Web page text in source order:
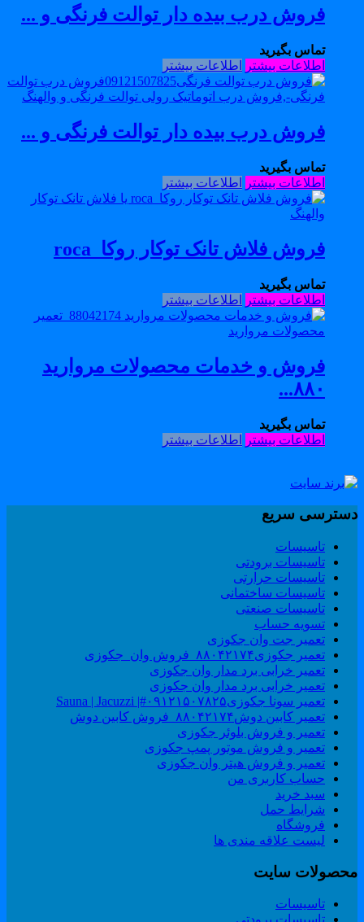
فروش درب بیده دار توالت فرنگی و ...
تماس بگیرید
اطلاعات بیشتر اطلاعات بیشتر
فروش درب بیده دار توالت فرنگی و ...
تماس بگیرید
اطلاعات بیشتر اطلاعات بیشتر
فروش فلاش تانک توکار روکا_roca
تماس بگیرید
اطلاعات بیشتر اطلاعات بیشتر
فروش و خدمات محصولات مروارید
۸۸۰...
تماس بگیرید
اطلاعات بیشتر اطلاعات بیشتر
سریع
تاسیسات
تاسیسات برودتی
تاسیسات حرارتی
تاسیسات ساختمانی
تاسیسات صنعتی
تسویه حساب
تعمیر جت وان جکوزی
تعمیر جکوزی۸۸۰۴۲۱۷۴_فروش وان_جکوزی
تعمیر خرابی برد مدار وان جکوزی
تعمیر خرابی برد مدار وان جکوزی
تعمیر سونا جکوزی۰۹۱۲۱۵۰۷۸۲۵#| Sauna | Jacuzzi
تعمیر کابین دوش۸۸۰۴۲۱۷۴_فروش کابین دوش
تعمیر و فروش بلوئر جکوزی
تعمیر و فروش موتور پمپ جکوزی
تعمیر و فروش هیتر وان جکوزی
حساب کاربری من
سبد خرید
شرایط حمل
فروشگاه
لیست علاقه مندی ها
سایت
تاسیسات